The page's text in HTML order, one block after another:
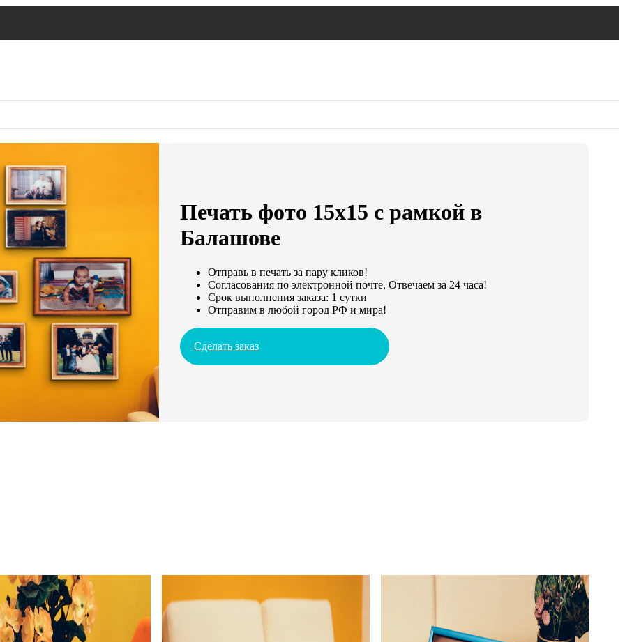
Печать фото 15х15 с рамкой в
Балашове
Отправь в печать за пару кликов!
Согласования по электронной почте. Отвечаем за 24 часа!
Срок выполнения заказа: 1 сутки
Отправим в любой город РФ и мира!
Сделать заказ